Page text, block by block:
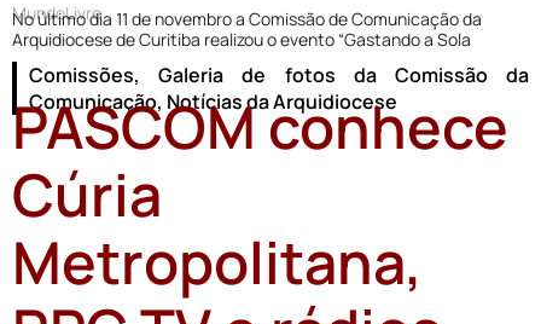
MundoLivre
No último dia 11 de novembro a Comissão de Comunicação da
Arquidiocese de Curitiba realizou o evento “Gastando a Sola
Comissões,Galeria de fotos da Comissão da
Comunicação, Notícias da Arquidiocese
PASCOM conhece
Cúria
Metropolitana,